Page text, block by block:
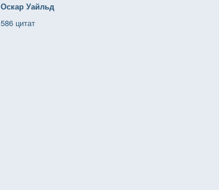
Оскар Уайльд
586 цитат